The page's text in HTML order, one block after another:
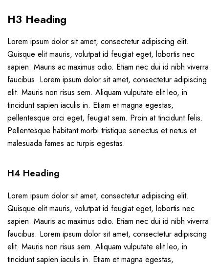
H3 Heading
Lorem ipsum dolor sit amet, consectetur adipiscing elit.
Quisque elit mauris, volutpat id feugiat eget, lobortis nec
sapien. Mauris ac maximus odio. Etiam nec dui id nibh viverra
faucibus. Lorem ipsum dolor sit amet, consectetur adipiscing
elit. Mauris non risus sem. Aliquam vulputate elit leo, in
tincidunt sapien iaculis in. Etiam et magna egestas,
pellentesque orci eget, feugiat sem. Proin at tincidunt felis.
Pellentesque habitant morbi tristique senectus et netus et
malesuada fames ac turpis egestas.
H4 Heading
Lorem ipsum dolor sit amet, consectetur adipiscing elit.
Quisque elit mauris, volutpat id feugiat eget, lobortis nec
sapien. Mauris ac maximus odio. Etiam nec dui id nibh viverra
faucibus. Lorem ipsum dolor sit amet, consectetur adipiscing
elit. Mauris non risus sem. Aliquam vulputate elit leo, in
tincidunt sapien iaculis in. Etiam et magna egestas,